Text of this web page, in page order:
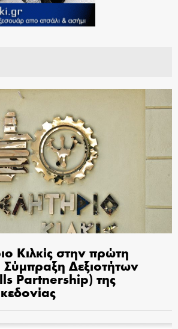
Κιλκίς στην πρώτη
Σύμπραξη Δεξιοτήτων
Partnership) της